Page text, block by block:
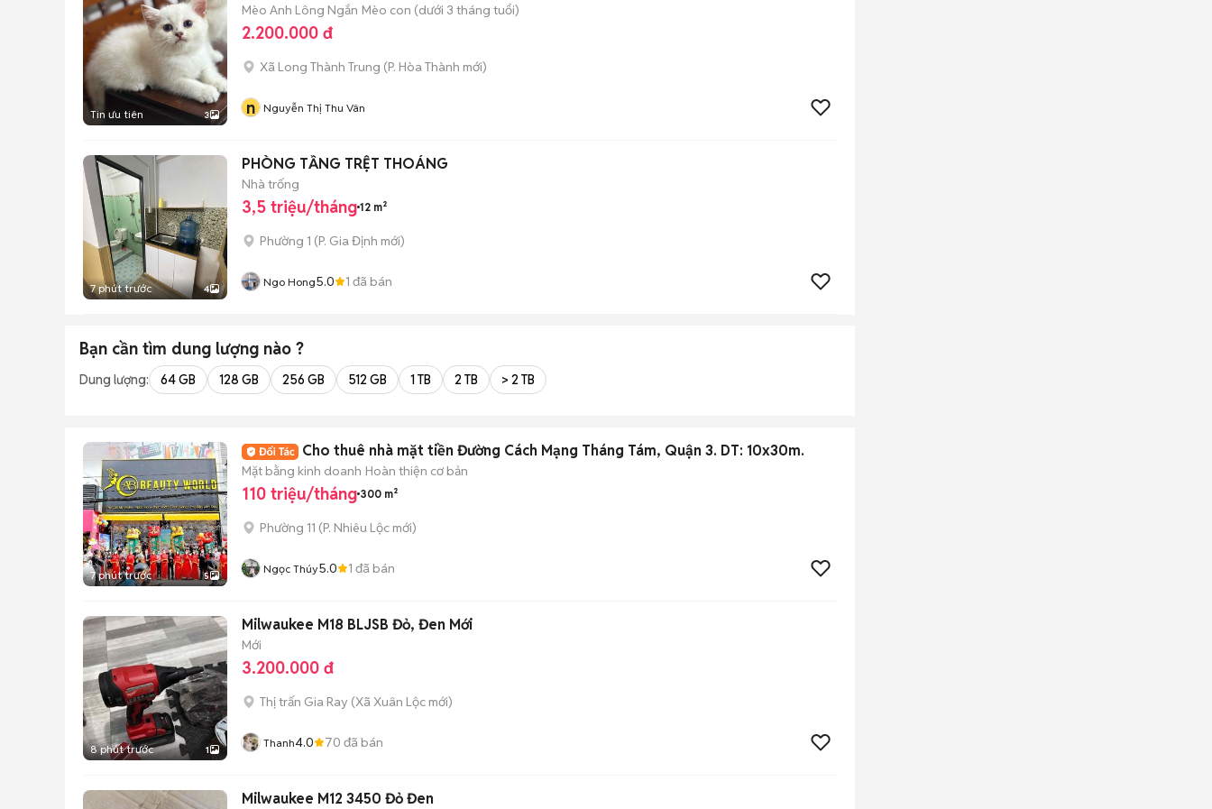
Tin ưu tiên 3
Mèo Anh Lông Ngắn Mèo con (dưới 3 tháng tuổi)
2.200.000 đ
Xã Long Thành Trung (P. Hòa Thành mới)
n Nguyễn Thị Thu Vân
7 phút trước 4
PHÒNG TẦNG TRỆT THOÁNG
Nhà trống
3,5 triệu/tháng 12 m²
Phường 1 (P. Gia Định mới)
Ngo Hong5.0 1 đã bán
Bạn cần tìm dung lượng nào ?
Dung lượng: 64 GB 128 GB 256 GB 512 GB 1 TB 2 TB > 2 TB
7 phút trước 5
Cho thuê nhà mặt tiền Đường Cách Mạng Tháng Tám, Quận 3. DT: 10x30m.
Mặt bằng kinh doanh Hoàn thiện cơ bản
110 triệu/tháng 300 m²
Phường 11 (P. Nhiêu Lộc mới)
Ngọc Thúy5.0 1 đã bán
8 phút trước 1
Milwaukee M18 BLJSB Đỏ, Đen Mới
Mới
3.200.000 đ
Thị trấn Gia Ray (Xã Xuân Lộc mới)
Thanh4.0 70 đã bán
Milwaukee M12 3450 Đỏ Đen